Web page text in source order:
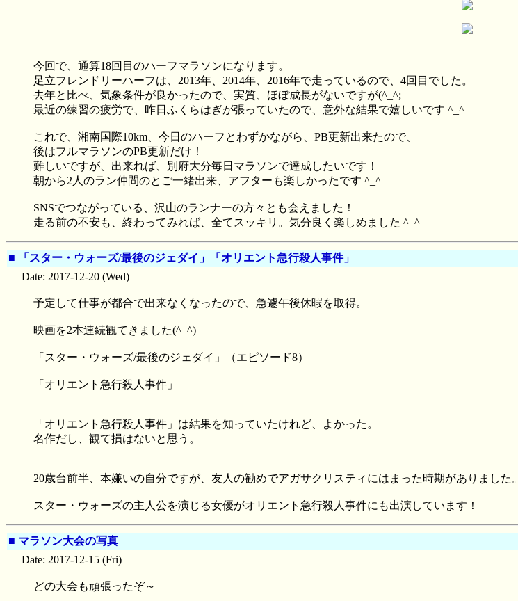
今回で、通算18回目のハーフマラソンになります。
足立フレンドリーハーフは、2013年、2014年、2016年で走っているので、4回目でした。
去年と比べ、気象条件が良かったので、実質、ほぼ成長がないですが(^_^;
最近の練習の疲労で、昨日ふくらはぎが張っていたので、意外な結果で嬉しいです ^_^
これで、湘南国際10km、今日のハーフとわずかながら、PB更新出来たので、
後はフルマラソンのPB更新だけ！
難しいですが、出来れば、別府大分毎日マラソンで達成したいです！
朝から2人のラン仲間のとご一緒出来、アフターも楽しかったです ^_^
SNSでつながっている、沢山のランナーの方々とも会えました！
走る前の不安も、終わってみれば、全てスッキリ。気分良く楽しめました ^_^
■
「スター・ウォーズ/最後のジェダイ」「オリエント急行殺人事件」
Date: 2017-12-20 (Wed)
予定して仕事が都合で出来なくなったので、急遽午後休暇を取得。
映画を2本連続観てきました(^_^)
「スター・ウォーズ/最後のジェダイ」（エピソード8）
「オリエント急行殺人事件」
「オリエント急行殺人事件」は結果を知っていたけれど、よかった。
名作だし、観て損はないと思う。
20歳台前半、本嫌いの自分ですが、友人の勧めでアガサクリスティにはまった時期がありました。
スター・ウォーズの主人公を演じる女優がオリエント急行殺人事件にも出演しています！
■ マラソン大会の写真
Date: 2017-12-15 (Fri)
どの大会も頑張ったぞ～